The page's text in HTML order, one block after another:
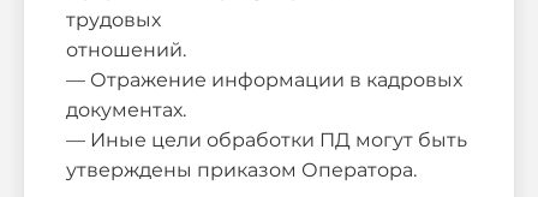
трудовых
отношений.
— Отражение информации в кадровых
документах.
— Иные цели обработки ПД могут быть
утверждены приказом Оператора.